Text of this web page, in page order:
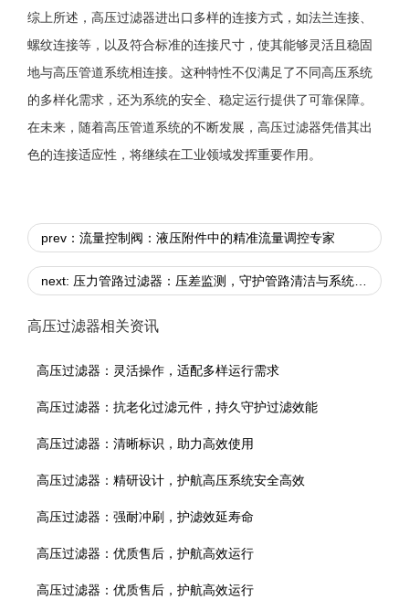
综上所述，高压过滤器进出口多样的连接方式，如法兰连接、
螺纹连接等，以及符合标准的连接尺寸，使其能够灵活且稳固
地与高压管道系统相连接。这种特性不仅满足了不同高压系统
的多样化需求，还为系统的安全、稳定运行提供了可靠保障。
在未来，随着高压管道系统的不断发展，高压过滤器凭借其出
色的连接适应性，将继续在工业领域发挥重要作用。
prev：流量控制阀：液压附件中的精准流量调控专家
next: 压力管路过滤器：压差监测，守护管路清洁与系统安全
高压过滤器相关资讯
高压过滤器：灵活操作，适配多样运行需求
高压过滤器：抗老化过滤元件，持久守护过滤效能
高压过滤器：清晰标识，助力高效使用
高压过滤器：精研设计，护航高压系统安全高效
高压过滤器：强耐冲刷，护滤效延寿命
高压过滤器：优质售后，护航高效运行
高压过滤器：优质售后，护航高效运行